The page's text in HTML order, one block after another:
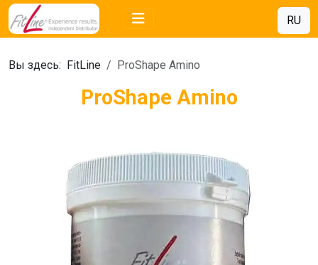
RU
Вы здесь: FitLine ProShape Amino
ProShape Amino